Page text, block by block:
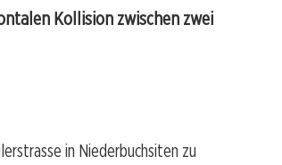
Kollision zwischen zwei
in Niederbuchsiten zu